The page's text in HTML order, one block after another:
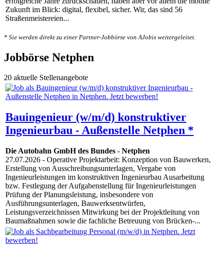
Zukunft im Blick: digital, flexibel, sicher. Wir, das sind 56
Straßenmeistereien...
* Sie werden direkt zu einer Partner-Jobbörse von AJobis weitergeleitet.
Jobbörse Netphen
20 aktuelle Stellenangebote
Bauingenieur (w/m/d) konstruktiver
Ingenieurbau - Außenstelle Netphen *
Die Autobahn GmbH des Bundes - Netphen
27.07.2026 - Operative Projektarbeit: Konzeption von Bauwerken,
Erstellung von Ausschreibungsunterlagen, Vergabe von
Ingenieurleistungen im konstruktiven Ingenieurbau Ausarbeitung
bzw. Festlegung der Aufgabenstellung für Ingenieurleistungen
Prüfung der Planungsleistung, insbesondere von
Ausführungsunterlagen, Bauwerksentwürfen,
Leistungsverzeichnissen Mitwirkung bei der Projektleitung von
Baumaßnahmen sowie die fachliche Betreuung von Brücken-...